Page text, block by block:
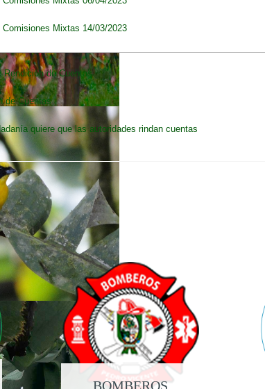
Mixtas 14/03/2023
Rendición de Cuentas
de Cuentas
quiere que las autoridades rindan cuentas
BOMBEROS